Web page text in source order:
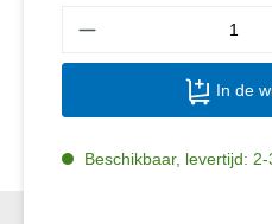
In de
Beschikbaar, levertijd: